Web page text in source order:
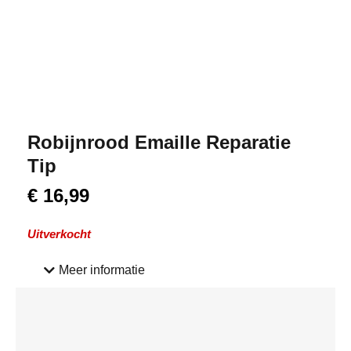
Robijnrood Emaille Reparatie
Tip
€ 16,99
Uitverkocht
Meer informatie